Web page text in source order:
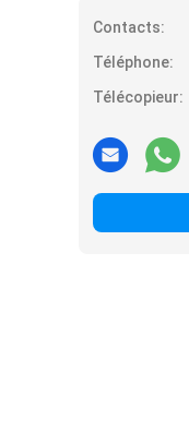
Contacts:
Téléphone:
Télécopieur: